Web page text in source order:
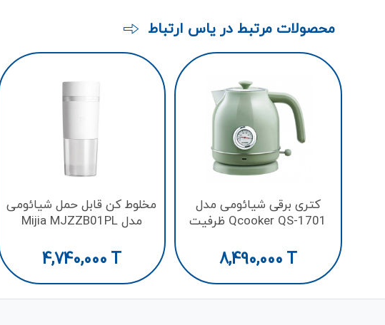
محصولات مرتبط در یاس ارتباط
کتری برقی شیائومی مدل
Qcooker QS-1701 ظرفیت
8,490,000 T
مخلوط کن قابل حمل شیائومی
مدل Mijia MJZZB01PL
4,740,000 T